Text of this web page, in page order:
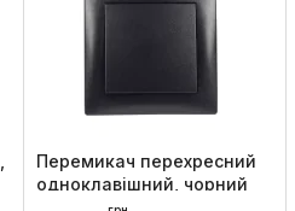
Перемикач перехресний
одноклавішний, чорний
металік, Erste